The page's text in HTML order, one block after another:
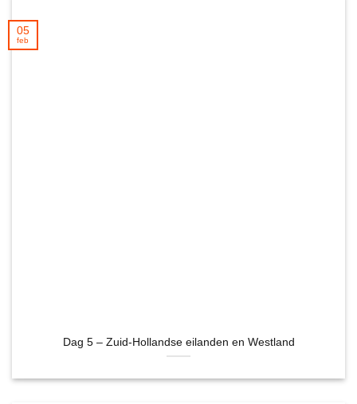
Dag 5 – Zuid-Hollandse eilanden en Westland
05
feb